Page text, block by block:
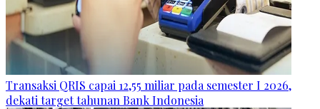
Transaksi QRIS capai 12,55 miliar pada semester I 2026,
dekati target tahunan Bank Indonesia